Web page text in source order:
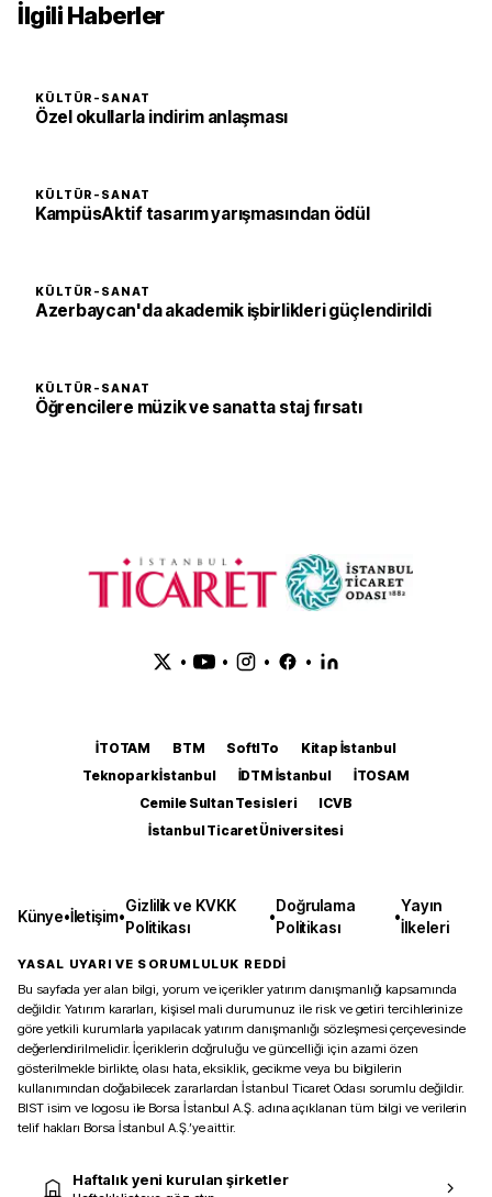
İlgili Haberler
KÜLTÜR-SANAT
Özel okullarla indirim anlaşması
KÜLTÜR-SANAT
KampüsAktif tasarım yarışmasından ödül
KÜLTÜR-SANAT
Azerbaycan'da akademik işbirlikleri güçlendirildi
KÜLTÜR-SANAT
Öğrencilere müzik ve sanatta staj fırsatı
• • • •
İTOTAM BTM SoftITo
Kitap İstanbul
Teknopark İstanbul
İDTM İstanbul
İTOSAM
Cemile Sultan Tesisleri
ICVB
İstanbul Ticaret Üniversitesi
Künye•İletişim•
Gizlilik ve KVKK
Politikası
•
Doğrulama
Politikası
•
Yayın
İlkeleri
YASAL UYARI VE SORUMLULUK REDDİ
Bu sayfada yer alan bilgi, yorum ve içerikler yatırım danışmanlığı kapsamında
değildir. Yatırım kararları, kişisel mali durumunuz ile risk ve getiri tercihlerinize
göre yetkili kurumlarla yapılacak yatırım danışmanlığı sözleşmesi çerçevesinde
değerlendirilmelidir. İçeriklerin doğruluğu ve güncelliği için azami özen
gösterilmekle birlikte, olası hata, eksiklik, gecikme veya bu bilgilerin
kullanımından doğabilecek zararlardan İstanbul Ticaret Odası sorumlu değildir.
BIST isim ve logosu ile Borsa İstanbul A.Ş. adına açıklanan tüm bilgi ve verilerin
telif hakları Borsa İstanbul A.Ş.’ye aittir.
Haftalık yeni kurulan şirketler